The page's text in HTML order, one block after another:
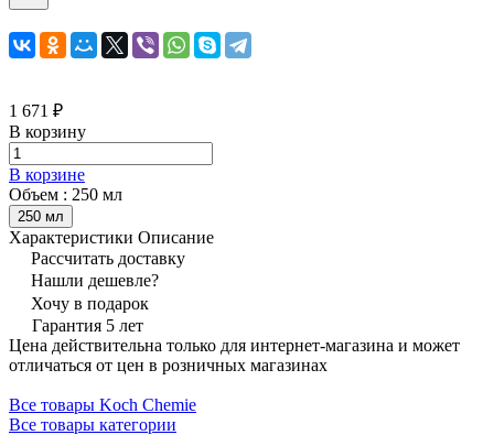
1 671 ₽
В корзину
В корзине
Объем : 250 мл
250 мл
Характеристики Описание
Рассчитать доставку
Нашли дешевле?
Хочу в подарок
Гарантия 5 лет
Цена действительна только для интернет-магазина и может
отличаться от цен в розничных магазинах
Все товары Koch Chemie
Все товары категории